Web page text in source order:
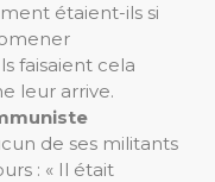
étaient-ils si
faisaient cela
leur arrive.
de ses militants
: « Il était